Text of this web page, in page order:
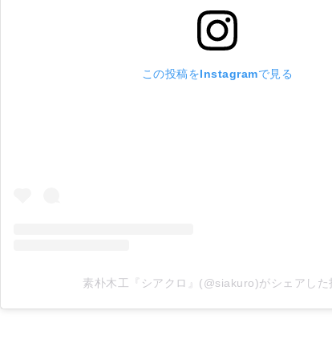
この投稿をInstagramで見る
素朴木工『シアクロ』(@siakuro)がシェアした